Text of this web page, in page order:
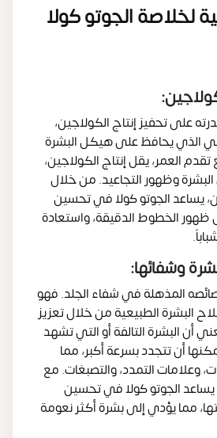
لخلاصة الجوتو كولا
على تحفيز إنتاج الكولاجين،
الذي يحافظ على هيكل البشرة
العمر، يقل إنتاج الكولاجين،
وظهور التجاعيد. من خلال
يساعد الجوتو كولا في تحسين
ظهور الخطوط الدقيقة، واستعادة
المذهلة في شفاء الجلد. فهو
البشرة الطبيعية من خلال تعزيز
أن البشرة التالفة أو التي تشهد
أن تتجدد بسرعة أكبر، مما
وعلامات التمدد، والتصبغات. مع
يساعد الجوتو كولا في تحسين
مما يؤدي إلى بشرة أكثر نعومة